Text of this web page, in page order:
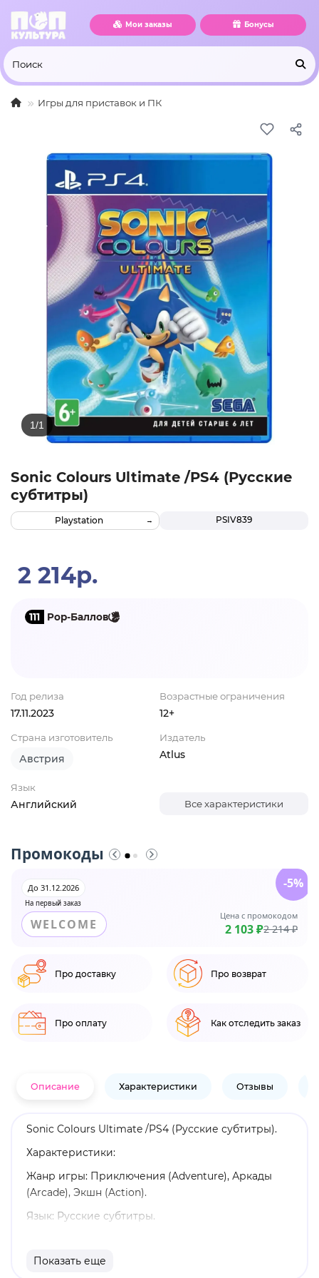
Мои заказы Бонусы
Игры для приставок и ПК
Sonic Colours Ultimate /PS4 (Русские
субтитры)
PSIV839
Playstation
2 214р.
111 Pop-Баллов
Год релиза
17.11.2023
Возрастные ограничения
12+
Страна изготовитель
Австрия
Издатель
Atlus
Язык
Английский Все характеристики
Промокоды
На первый заказ
До 31.12.2026
WELCOME
Цена с промокодом
2 103 ₽2 214 ₽
-5%
Про доставку Про возврат
Про оплату Как отследить заказ
Описание Характеристики Отзывы
Sonic Colours Ultimate /PS4 (Русские субтитры).
Характеристики:
Жанр игры: Приключения (Adventure), Аркады
(Arcade), Экшн (Action).
Язык: Русские субтитры.
Возрастные ограничения: 6+.
Показать еще